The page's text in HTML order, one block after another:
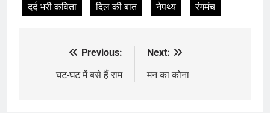
दर्द भरी कविता
दिल की बात नेपथ्य रंगमंच
navigation
Previous:
घट-घट में बसे हैं राम
Next:
मन का कोना